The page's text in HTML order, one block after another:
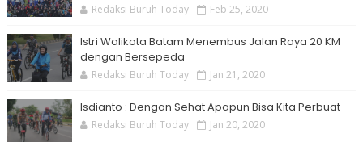
Redaksi Buruh Today Feb 25, 2020
Istri Walikota Batam Menembus Jalan Raya 20 KM
dengan Bersepeda
Redaksi Buruh Today Jan 21, 2020
Isdianto : Dengan Sehat Apapun Bisa Kita Perbuat
Redaksi Buruh Today Jan 20, 2020